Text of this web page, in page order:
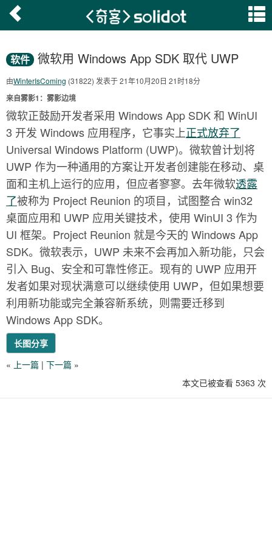
软件 微软用 Windows App SDK 取代 UWP
由WinterIsComing (31822) 发表于 21年10月20日 21时18分
来自雾影1：雾影边境
微软正鼓励开发者采用 Windows App SDK 和 WinUI
3 开发 Windows 应用程序，它事实上正式放弃了
Universal Windows Platform (UWP)。微软曾计划将
UWP 作为一种通用的方案让开发者创建能在移动、桌
面和主机上运行的应用，但应者寥寥。去年微软透露
了被称为 Project Reunion 的项目，试图整合 win32
桌面应用和 UWP 应用关键技术，使用 WinUI 3 作为
UI 框架。Project Reunion 就是今天的 Windows App
SDK。微软表示，UWP 未来不会再加入新功能，只会
引入 Bug、安全和可靠性修正。现有的 UWP 应用开
发者如果对现状满意可以继续使用 UWP，但如果想要
利用新功能或完全兼容新系统，则需要迁移到
Windows App SDK。
长图分享
« 上一篇 | 下一篇 »
本文已被查看 5363 次